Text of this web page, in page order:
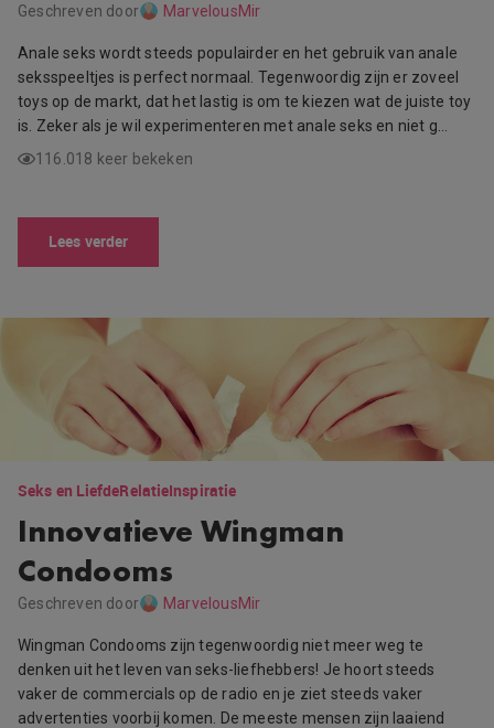
Geschreven door MarvelousMir
Anale seks wordt steeds populairder en het gebruik van anale
seksspeeltjes is perfect normaal. Tegenwoordig zijn er zoveel
toys op de markt, dat het lastig is om te kiezen wat de juiste toy
is. Zeker als je wil experimenteren met anale seks en niet g…
116.018 keer bekeken
Lees verder
Seks en LiefdeRelatieInspiratie
Innovatieve Wingman
Condooms
Geschreven door MarvelousMir
Wingman Condooms zijn tegenwoordig niet meer weg te
denken uit het leven van seks-liefhebbers! Je hoort steeds
vaker de commercials op de radio en je ziet steeds vaker
advertenties voorbij komen. De meeste mensen zijn laaiend